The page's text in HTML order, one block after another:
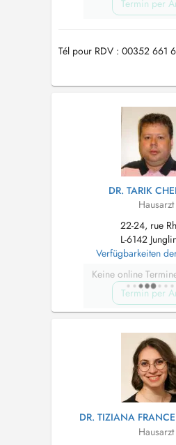
Termin per
Tél pour RDV : 00352 661
DR. TARIK
Hausarzt
22-24, rue
L-6142
Verfügbarkeiten
Keine online
Termin per
DR. TIZIANA
Hausarzt